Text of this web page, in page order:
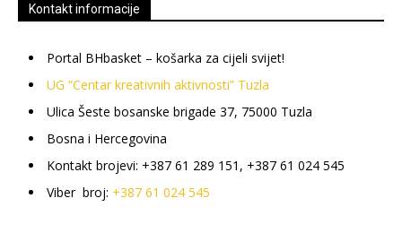
Kontakt informacije
Portal BHbasket – košarka za cijeli svijet!
UG “Centar kreativnih aktivnosti” Tuzla
Ulica Šeste bosanske brigade 37, 75000 Tuzla
Bosna i Hercegovina
Kontakt brojevi: +387 61 289 151, +387 61 024 545
Viber broj: +387 61 024 545